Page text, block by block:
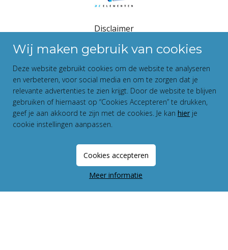
Disclaimer
Privacy Statement
Fundament All Media
Wij maken gebruik van cookies
Deze website gebruikt cookies om de website te analyseren
en verbeteren, voor social media en om te zorgen dat je
relevante advertenties te zien krijgt. Door de website te blijven
gebruiken of hiernaast op “Cookies Accepteren” te drukken,
geef je aan akkoord te zijn met de cookies. Je kan hier je
cookie instellingen aanpassen.
Cookies accepteren
Meer informatie